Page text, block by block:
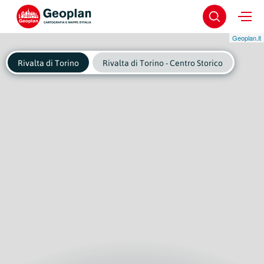
Geoplan.it
Rivalta di Torino Rivalta di Torino - Centro Storico